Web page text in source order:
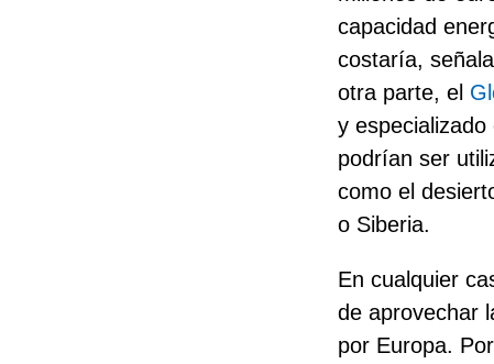
capacidad
costaría,
otra parte, el
y
podrían ser
como el
o Siberia.
En cualquier
de aprovechar
por Europa.